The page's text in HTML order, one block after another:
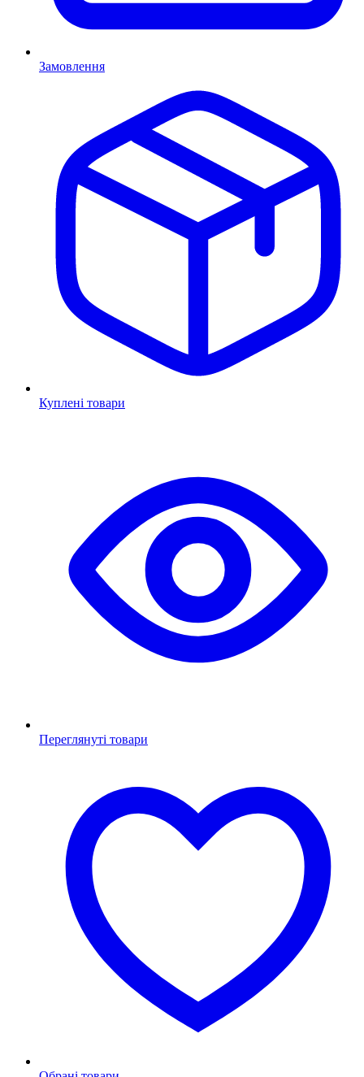
Замовлення
Куплені товари
Переглянуті товари